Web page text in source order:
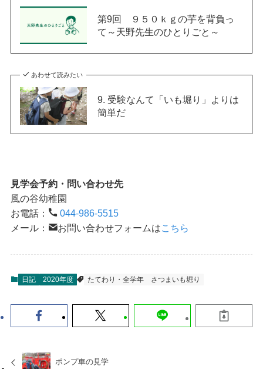
第9回 ９５０ｋｇの芋を背負っ
て～天野先生のひとりごと～
あわせて読みたい
9. 受験なんて「いも堀り」よりは
簡単だ
見学会予約・問い合わせ先
風の谷幼稚園
お電話：
044-986-5515
メール：
お問い合わせフォームはこちら
日記 2020年度 たてわり・全学年 さつまいも堀り
ポンプ車の見学